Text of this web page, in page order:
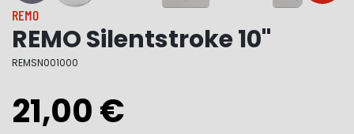
REMO
REMO Silentstroke 10"
REMSN001000
21,00 €